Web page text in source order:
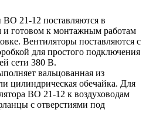
ВО 21-12 поставляются в
и готовом к монтажным работам
Вентиляторы поставляются с
для простого подключения
сети 380 В.
вальцованная из
цилиндрическая обечайка. Для
ВО 21-12 к воздуховодам
с отверстиями под